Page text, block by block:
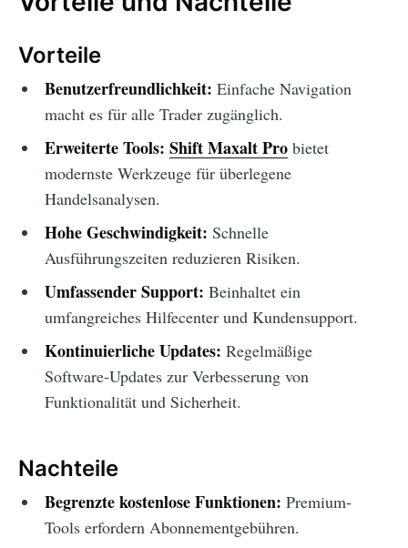
Vorteile
Benutzerfreundlichkeit: Einfache Navigation
macht es für alle Trader zugänglich.
Erweiterte Tools: Shift Maxalt Probietet
modernste Werkzeuge für überlegene
Handelsanalysen.
Hohe Geschwindigkeit: Schnelle
Ausführungszeiten reduzieren Risiken.
Umfassender Support: Beinhaltet ein
umfangreiches Hilfecenter und Kundensupport.
Kontinuierliche Updates: Regelmäßige
Software-Updates zur Verbesserung von
Funktionalität und Sicherheit.
Nachteile
Begrenzte kostenlose Funktionen: Premium-
Tools erfordern Abonnementgebühren.